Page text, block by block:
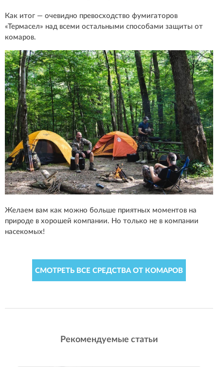
Как итог — очевидно превосходство фумигаторов
«Термасел» над всеми остальными способами защиты от
комаров.
Желаем вам как можно больше приятных моментов на
природе в хорошей компании. Но только не в компании
насекомых!
СМОТРЕТЬ ВСЕ СРЕДСТВА ОТ КОМАРОВ
Рекомендуемые статьи